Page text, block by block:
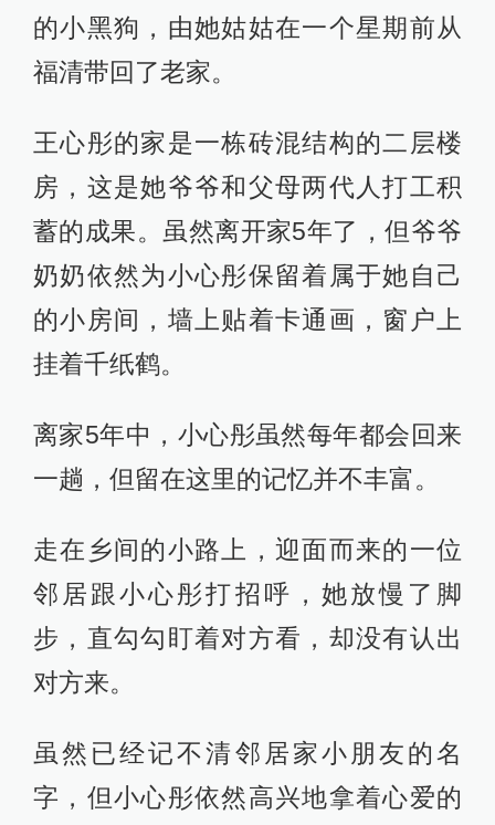
的小黑狗，由她姑姑在一个星期前从
福清带回了老家。
王心彤的家是一栋砖混结构的二层楼
房，这是她爷爷和父母两代人打工积
蓄的成果。虽然离开家5年了，但爷爷
奶奶依然为小心彤保留着属于她自己
的小房间，墙上贴着卡通画，窗户上
挂着千纸鹤。
离家5年中，小心彤虽然每年都会回来
一趟，但留在这里的记忆并不丰富。
走在乡间的小路上，迎面而来的一位
邻居跟小心彤打招呼，她放慢了脚
步，直勾勾盯着对方看，却没有认出
对方来。
虽然已经记不清邻居家小朋友的名
字，但小心彤依然高兴地拿着心爱的